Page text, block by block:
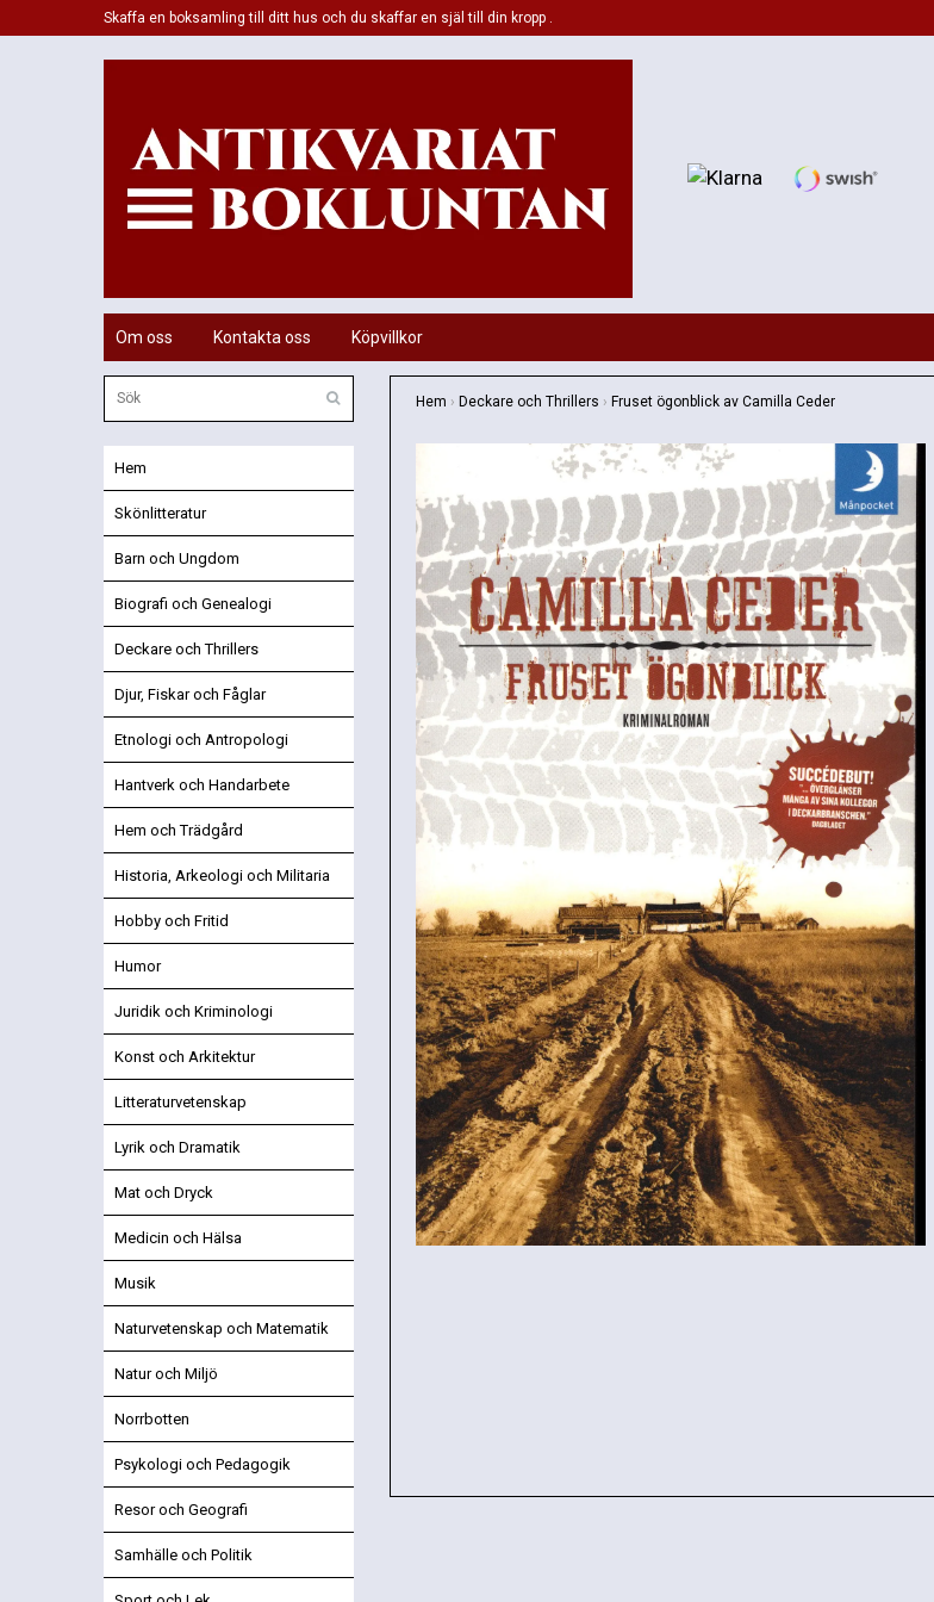
Skaffa en boksamling till ditt hus och du skaffar en själ till din kropp .
Om oss Kontakta oss Köpvillkor
Hem
Skönlitteratur
Barn och Ungdom
Biografi och Genealogi
Deckare och Thrillers
Djur, Fiskar och Fåglar
Etnologi och Antropologi
Hantverk och Handarbete
Hem och Trädgård
Historia, Arkeologi och Militaria
Hobby och Fritid
Humor
Juridik och Kriminologi
Konst och Arkitektur
Litteraturvetenskap
Lyrik och Dramatik
Mat och Dryck
Medicin och Hälsa
Musik
Naturvetenskap och Matematik
Natur och Miljö
Norrbotten
Psykologi och Pedagogik
Resor och Geografi
Samhälle och Politik
Hem › Deckare och Thrillers › Fruset ögonblick av Camilla Ceder